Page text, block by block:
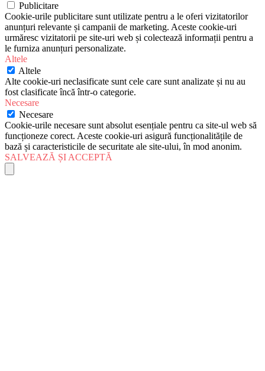
Publicitare
Cookie-urile publicitare sunt utilizate pentru a le oferi vizitatorilor
anunțuri relevante și campanii de marketing. Aceste cookie-uri
urmăresc vizitatorii pe site-uri web și colectează informații pentru a
le furniza anunțuri personalizate.
Altele
Altele
Alte cookie-uri neclasificate sunt cele care sunt analizate și nu au
fost clasificate încă într-o categorie.
Necesare
Necesare
Cookie-urile necesare sunt absolut esențiale pentru ca site-ul web să
funcționeze corect. Aceste cookie-uri asigură funcționalitățile de
bază și caracteristicile de securitate ale site-ului, în mod anonim.
SALVEAZĂ ȘI ACCEPTĂ